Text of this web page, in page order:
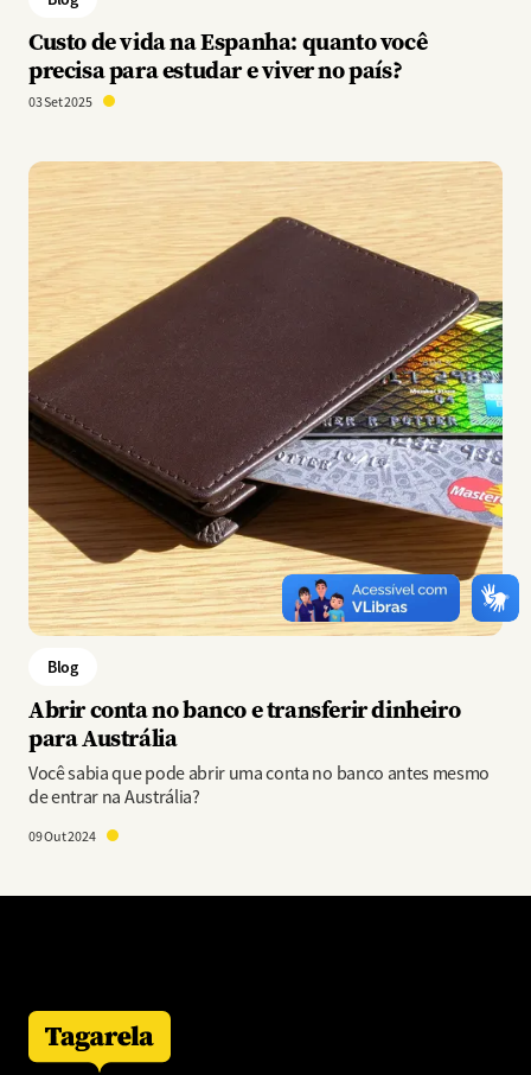
Custo de vida na Espanha: quanto você
precisa para estudar e viver no país?
03 Set 2025
Imagem
Blog
Abrir conta no banco e transferir dinheiro
para Austrália
Você sabia que pode abrir uma conta no banco antes mesmo
de entrar na Austrália?
09 Out 2024